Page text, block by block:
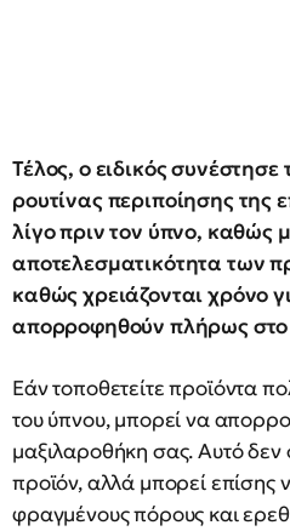
Τέλος, ο ειδικός
ρουτίνας περιποίησης της
λίγο πριν τον ύπνο, καθώς
αποτελεσματικότητα των
καθώς χρειάζονται χρόνο
απορροφηθούν πλήρως
Εάν τοποθετείτε προϊόντα
του ύπνου, μπορεί να
μαξιλαροθήκη σας. Αυτό δεν
προϊόν, αλλά μπορεί επίσης
φραγμένους πόρους και